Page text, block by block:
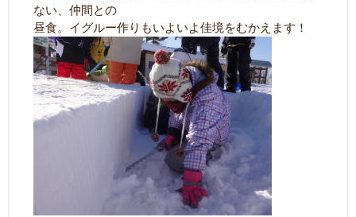
ない、仲間との
昼食。イグルー作りもいよいよ佳境をむかえます！